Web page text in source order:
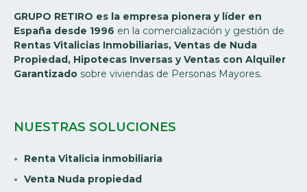
GRUPO RETIRO es la empresa pionera y líder en
España desde 1996 en la comercialización y gestión de
Rentas Vitalicias Inmobiliarias, Ventas de Nuda
Propiedad, Hipotecas Inversas y Ventas con Alquiler
Garantizado sobre viviendas de Personas Mayores.
NUESTRAS SOLUCIONES
Renta Vitalicia inmobiliaria
Venta Nuda propiedad